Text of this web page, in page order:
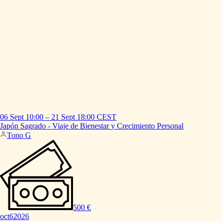
06 Sept 10:00 – 21 Sept 18:00 CEST
Japón Sagrado - Viaje de Bienestar y Crecimiento Personal
Tono G
500 €
oct62026